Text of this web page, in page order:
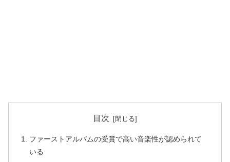
目次
ファーストアルバムの受賞で高い音楽性が認められて
いる